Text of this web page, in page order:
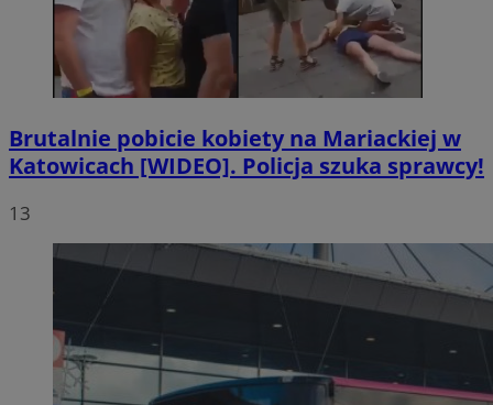
Brutalnie pobicie kobiety na Mariackiej w
Katowicach [WIDEO]. Policja szuka sprawcy!
13